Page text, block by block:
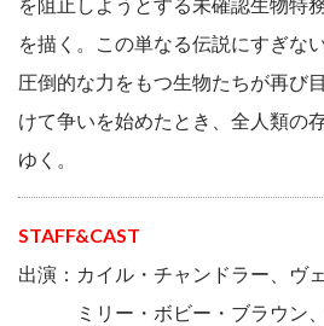
を描く。この単なる伝説にすぎな
圧倒的な力をもつ生物たちが再び
けて争いを始めたとき、全人類の
ゆく。
STAFF&CAST
出演：カイル・チャンドラー、ヴ
ミリー・ボビー・ブラウン、